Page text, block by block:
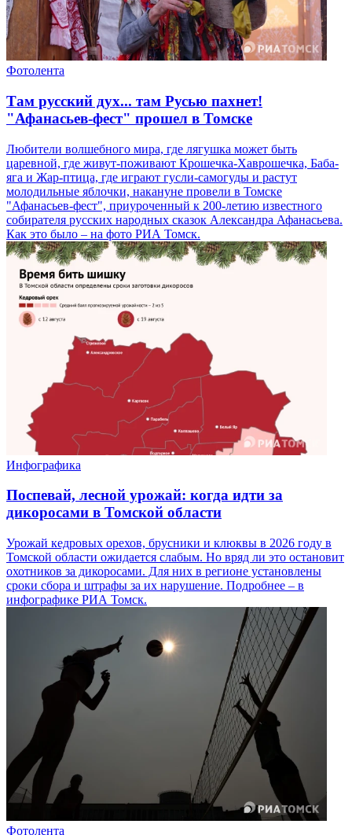
Фотолента
Там русский дух... там Русью пахнет!
"Афанасьев-фест" прошел в Томске
Любители волшебного мира, где лягушка может быть
царевной, где живут-поживают Крошечка-Хаврошечка, Баба-
яга и Жар-птица, где играют гусли-самогуды и растут
молодильные яблочки, накануне провели в Томске
"Афанасьев-фест", приуроченный к 200-летию известного
собирателя русских народных сказок Александра Афанасьева.
Как это было – на фото РИА Томск.
Инфографика
Поспевай, лесной урожай: когда идти за
дикоросами в Томской области
Урожай кедровых орехов, брусники и клюквы в 2026 году в
Томской области ожидается слабым. Но вряд ли это остановит
охотников за дикоросами. Для них в регионе установлены
сроки сбора и штрафы за их нарушение. Подробнее – в
инфографике РИА Томск.
Фотолента